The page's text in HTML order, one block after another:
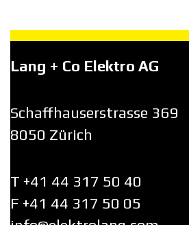
Lang + Co Elektro AG
Schaffhauserstrasse 369
8050 Zürich
T +41 44 317 50 40
F +41 44 317 50 05